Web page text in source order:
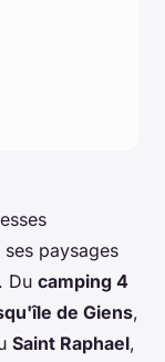
paysages
Du camping 4
de Giens,
Saint Raphael,